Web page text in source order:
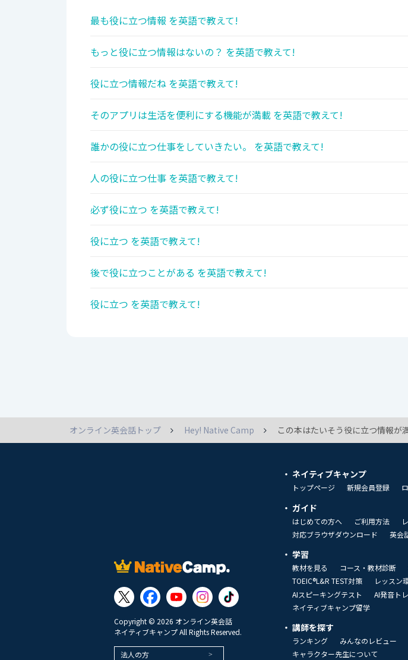
最も役に立つ情報 を英語で教えて!
もっと役に立つ情報はないの？ を英語で教えて!
役に立つ情報だね を英語で教えて!
そのアプリは生活を便利にする機能が満載 を英語で教えて!
誰かの役に立つ仕事をしていきたい。 を英語で教えて!
人の役に立つ仕事 を英語で教えて!
必ず役に立つ を英語で教えて!
役に立つ を英語で教えて!
後で役に立つことがある を英語で教えて!
役に立つ を英語で教えて!
オンライン英会話トップ Hey! Native Camp この本はたいそう役に立つ情報が
Copyright © 2026 オンライン英会話
ネイティブキャンプ All Rights Reserved.
法人の方
ネイティブキャンプ
トップページ 新規会員登録
ガイド
はじめての方へ ご利用方法
対応ブラウザダウンロード
英会
学習
教材を見る コース・教材診断
TOEIC®L&R TEST対策
レッスン
AIスピーキングテスト
AI発音ト
ネイティブキャンプ留学
講師を探す
ランキング みんなのレビュー
キャラクター先生について